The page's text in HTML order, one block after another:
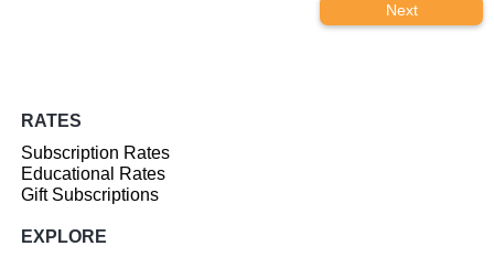
Next
RATES
Subscription Rates
Educational Rates
Gift Subscriptions
EXPLORE